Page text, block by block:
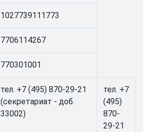
1027739111773
7706114267
770301001
тел. +7 (495) 870-29-21
(секретариат - доб.
33002)
тел. +7
(495)
870-
29-21